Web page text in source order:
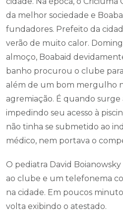
da melhor sociedade e
fundadores. Prefeito da
verão de muito calor.
almoço, Boabaid
banho procurou o clube
além de um bom mergulho
agremiação. É quando
impedindo seu acesso à
não tinha se submetido ao
médico, nem portava o
O pediatra David
ao clube e um telefonema
na cidade. Em poucos
volta exibindo o atestado.